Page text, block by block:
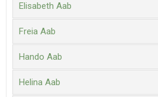
Elisabeth Aab
Freia Aab
Hando Aab
Helina Aab